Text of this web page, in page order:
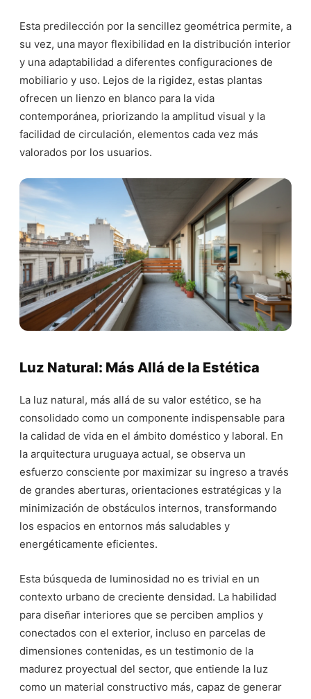
Esta predilección por la sencillez geométrica permite, a
su vez, una mayor flexibilidad en la distribución interior
y una adaptabilidad a diferentes configuraciones de
mobiliario y uso. Lejos de la rigidez, estas plantas
ofrecen un lienzo en blanco para la vida
contemporánea, priorizando la amplitud visual y la
facilidad de circulación, elementos cada vez más
valorados por los usuarios.
Luz Natural: Más Allá de la Estética
La luz natural, más allá de su valor estético, se ha
consolidado como un componente indispensable para
la calidad de vida en el ámbito doméstico y laboral. En
la arquitectura uruguaya actual, se observa un
esfuerzo consciente por maximizar su ingreso a través
de grandes aberturas, orientaciones estratégicas y la
minimización de obstáculos internos, transformando
los espacios en entornos más saludables y
energéticamente eficientes.
Esta búsqueda de luminosidad no es trivial en un
contexto urbano de creciente densidad. La habilidad
para diseñar interiores que se perciben amplios y
conectados con el exterior, incluso en parcelas de
dimensiones contenidas, es un testimonio de la
madurez proyectual del sector, que entiende la luz
como un material constructivo más, capaz de generar